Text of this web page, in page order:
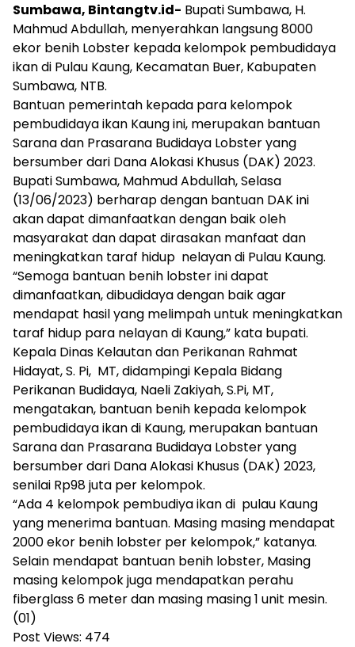
Sumbawa, Bintangtv.id- Bupati Sumbawa, H.
Mahmud Abdullah, menyerahkan langsung 8000
ekor benih Lobster kepada kelompok pembudidaya
ikan di Pulau Kaung, Kecamatan Buer, Kabupaten
Sumbawa, NTB.
Bantuan pemerintah kepada para kelompok
pembudidaya ikan Kaung ini, merupakan bantuan
Sarana dan Prasarana Budidaya Lobster yang
bersumber dari Dana Alokasi Khusus (DAK) 2023.
Bupati Sumbawa, Mahmud Abdullah, Selasa
(13/06/2023) berharap dengan bantuan DAK ini
akan dapat dimanfaatkan dengan baik oleh
masyarakat dan dapat dirasakan manfaat dan
meningkatkan taraf hidup nelayan di Pulau Kaung.
“Semoga bantuan benih lobster ini dapat
dimanfaatkan, dibudidaya dengan baik agar
mendapat hasil yang melimpah untuk meningkatkan
taraf hidup para nelayan di Kaung,” kata bupati.
Kepala Dinas Kelautan dan Perikanan Rahmat
Hidayat, S. Pi, MT, didampingi Kepala Bidang
Perikanan Budidaya, Naeli Zakiyah, S.Pi, MT,
mengatakan, bantuan benih kepada kelompok
pembudidaya ikan di Kaung, merupakan bantuan
Sarana dan Prasarana Budidaya Lobster yang
bersumber dari Dana Alokasi Khusus (DAK) 2023,
senilai Rp98 juta per kelompok.
“Ada 4 kelompok pembudiya ikan di pulau Kaung
yang menerima bantuan. Masing masing mendapat
2000 ekor benih lobster per kelompok,” katanya.
Selain mendapat bantuan benih lobster, Masing
masing kelompok juga mendapatkan perahu
fiberglass 6 meter dan masing masing 1 unit mesin.
(01)
Post Views: 474